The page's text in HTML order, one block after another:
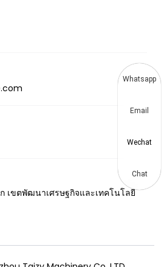
เขตพัฒนาเศรษฐกิจและเทคโนโลยี
Whatsapp
Email
Wechat
Chat